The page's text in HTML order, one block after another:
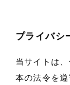
プライバシ
当サイトは
本の法令を遵